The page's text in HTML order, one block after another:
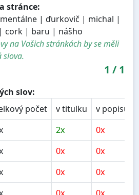
stránce:
| ďurkovič | michal |
cork | baru | nášho
na Vašich stránkách by se měli
slova.
1 / 1
slov:
počet
v titulku v popisu
2x 0x
0x 0x
0x 0x